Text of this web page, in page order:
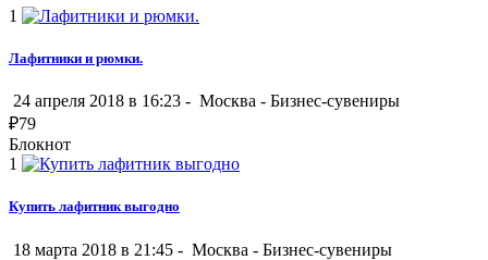
1
Лафитники и рюмки.
24 апреля 2018 в 16:23 - Москва - Бизнес-сувениры
₽79
Блокнот
1
Купить лафитник выгодно
18 марта 2018 в 21:45 - Москва - Бизнес-сувениры